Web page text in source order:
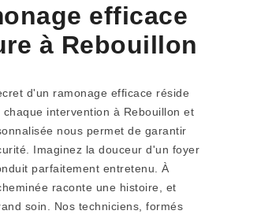
efficace
à Rebouillon
d'un ramonage efficace réside
intervention à Rebouillon et
nous permet de garantir
Imaginez la douceur d'un foyer
parfaitement entretenu. À
raconte une histoire, et
soin. Nos techniciens, formés